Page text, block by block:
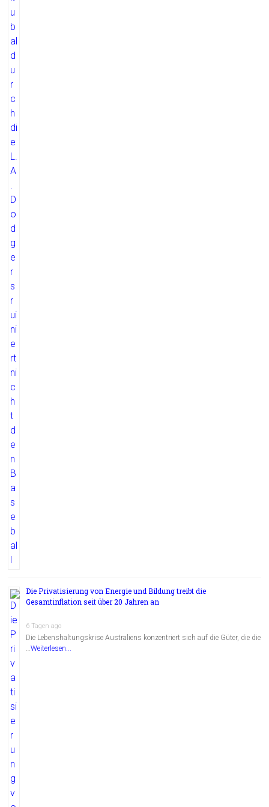
Die Privatisierung von Energie und Bildung treibt die
Gesamtinflation seit über 20 Jahren an
6 Tagen ago
Die Lebenshaltungskrise Australiens konzentriert sich auf die Güter, die die
…Weiterlesen...